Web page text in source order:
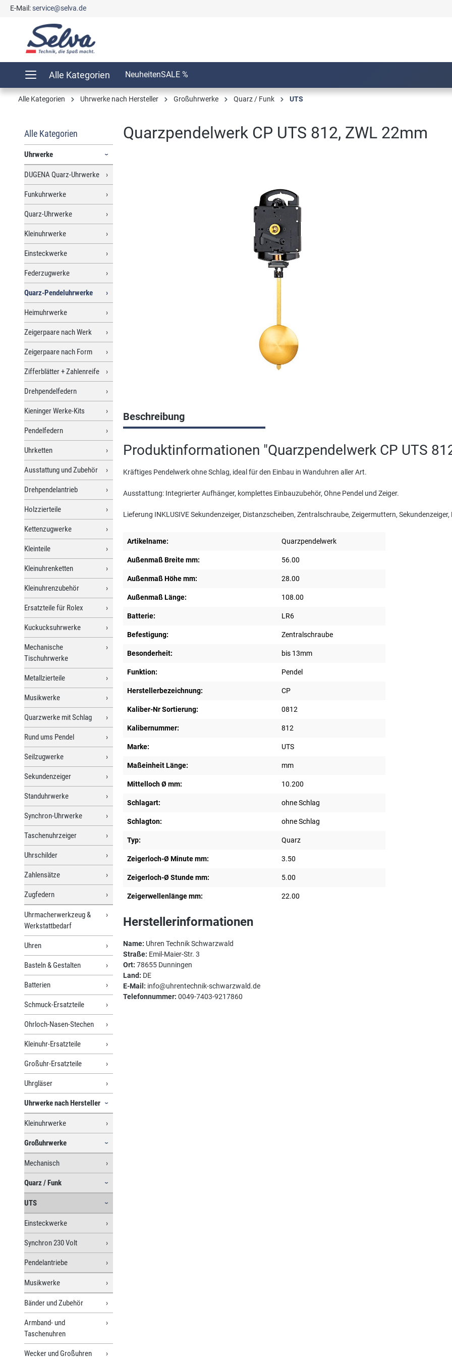
Zur Hauptnavigation springen
E-Mail:service@selva.de
Alle Kategorien NeuheitenSALE %
Alle Kategorien Uhrwerke nach Hersteller Großuhrwerke Quarz / Funk UTS
Alle Kategorien
Uhrwerke
DUGENA Quarz-Uhrwerke
Funkuhrwerke
Quarz-Uhrwerke
Kleinuhrwerke
Einsteckwerke
Federzugwerke
Quarz-Pendeluhrwerke
Heimuhrwerke
Zeigerpaare nach Werk
Zeigerpaare nach Form
Zifferblätter + Zahlenreife
Drehpendelfedern
Kieninger Werke-Kits
Pendelfedern
Uhrketten
Ausstattung und Zubehör
Drehpendelantrieb
Holzzierteile
Kettenzugwerke
Kleinteile
Kleinuhrenketten
Kleinuhrenzubehör
Ersatzteile für Rolex
Kuckucksuhrwerke
Mechanische
Tischuhrwerke
Metallzierteile
Musikwerke
Quarzwerke mit Schlag
Rund ums Pendel
Seilzugwerke
Sekundenzeiger
Standuhrwerke
Synchron-Uhrwerke
Taschenuhrzeiger
Uhrschilder
Zahlensätze
Zugfedern
Uhrmacherwerkzeug &
Werkstattbedarf
Uhren
Basteln & Gestalten
Batterien
Schmuck-Ersatzteile
Ohrloch-Nasen-Stechen
Kleinuhr-Ersatzteile
Großuhr-Ersatzteile
Uhrgläser
Uhrwerke nach Hersteller
Kleinuhrwerke
Großuhrwerke
Mechanisch
Quarz / Funk
UTS
Einsteckwerke
Synchron 230 Volt
Pendelantriebe
Musikwerke
Bänder und Zubehör
Armband- und
Taschenuhren
Wecker und Großuhren
Quarzpendelwerk CP UTS 812, ZWL 22mm
Beschreibung
Produktinformationen "Quarzpendelwerk CP UTS
Kräftiges Pendelwerk ohne Schlag, ideal für den Einbau in Wanduhren aller Art.
Ausstattung: Integrierter Aufhänger, komplettes Einbauzubehör, Ohne Pendel und Zeiger.
Lieferung INKLUSIVE Sekundenzeiger, Distanzscheiben, Zentralschraube, Zeigermuttern,
Artikelname: Quarzpendelwerk
Außenmaß Breite mm: 56.00
Außenmaß Höhe mm: 28.00
Außenmaß Länge: 108.00
Batterie: LR6
Befestigung: Zentralschraube
Besonderheit: bis 13mm
Funktion: Pendel
Herstellerbezeichnung: CP
Kaliber-Nr Sortierung: 0812
Kalibernummer: 812
Marke: UTS
Maßeinheit Länge: mm
Mittelloch Ø mm: 10.200
Schlagart: ohne Schlag
Schlagton: ohne Schlag
Typ: Quarz
Zeigerloch-Ø Minute mm: 3.50
Zeigerloch-Ø Stunde mm: 5.00
Zeigerwellenlänge mm: 22.00
Herstellerinformationen
Name: Uhren Technik Schwarzwald
Straße: Emil-Maier-Str. 3
Ort: 78655 Dunningen
Land: DE
E-Mail: info@uhrentechnik-schwarzwald.de
Telefonnummer: 0049-7403-9217860